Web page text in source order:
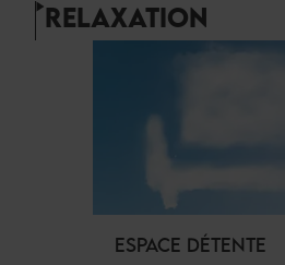
RELAXATION
ESPACE DÉTENTE